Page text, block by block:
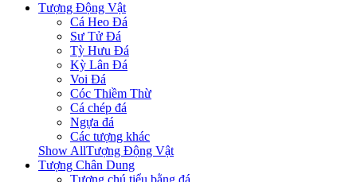
Tượng Động Vật
Cá Heo Đá
Sư Tử Đá
Tỳ Hưu Đá
Kỳ Lân Đá
Voi Đá
Cóc Thiềm Thừ
Cá chép đá
Ngựa đá
Các tượng khác
Show AllTượng Động Vật
Tượng Chân Dung
Tượng chú tiểu bằng đá